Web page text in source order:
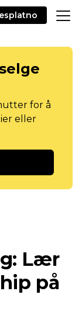
for å
eller
Lær
på